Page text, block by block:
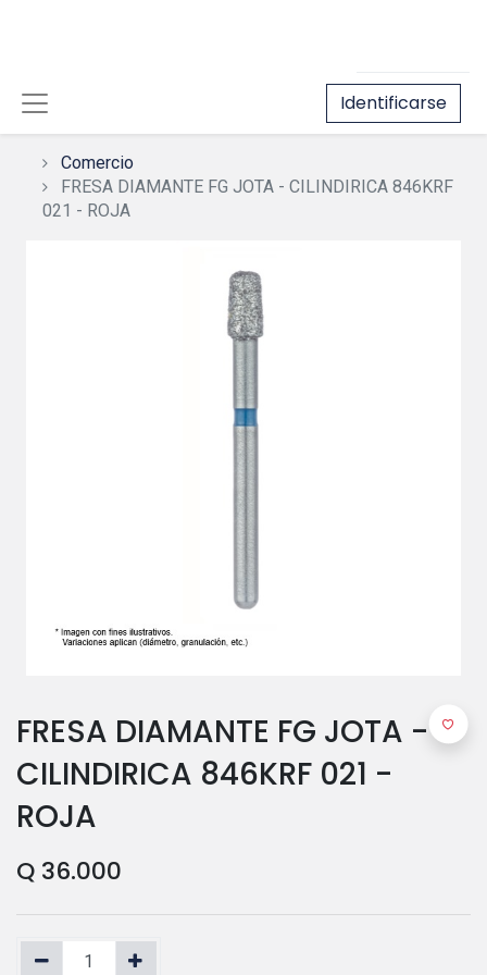
Identificarse
Comercio
FRESA DIAMANTE FG JOTA - CILINDIRICA 846KRF
021 - ROJA
FRESA DIAMANTE FG JOTA -
CILINDIRICA 846KRF 021 -
ROJA
Q 36.000